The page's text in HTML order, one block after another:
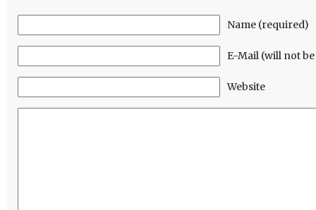
Name (required)
E-Mail (will not
Website